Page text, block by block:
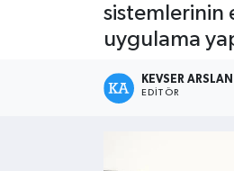
sistemlerinin
uygulama
KEVSER ARSLAN
EDITÖR
Kültür - Sanat